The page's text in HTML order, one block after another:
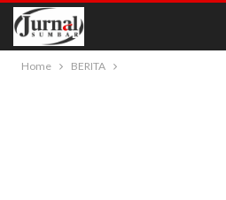
Home BERITA